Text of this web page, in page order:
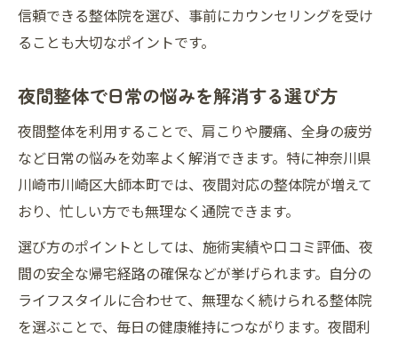
信頼できる整体院を選び、事前にカウンセリングを受け
ることも大切なポイントです。
夜間整体で日常の悩みを解消する選び方
夜間整体を利用することで、肩こりや腰痛、全身の疲労
など日常の悩みを効率よく解消できます。特に神奈川県
川崎市川崎区大師本町では、夜間対応の整体院が増えて
おり、忙しい方でも無理なく通院できます。
選び方のポイントとしては、施術実績や口コミ評価、夜
間の安全な帰宅経路の確保などが挙げられます。自分の
ライフスタイルに合わせて、無理なく続けられる整体院
を選ぶことで、毎日の健康維持につながります。夜間利